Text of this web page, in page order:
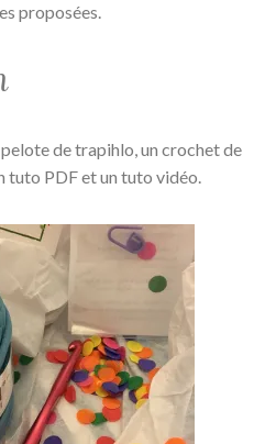
proposées.
de trapihlo, un crochet de
tuto PDF et un tuto vidéo.